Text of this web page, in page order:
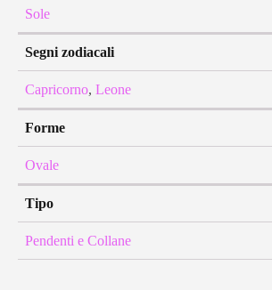
Sole
Segni zodiacali
Capricorno, Leone
Forme
Ovale
Tipo
Pendenti e Collane